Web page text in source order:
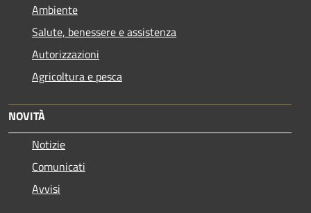
Ambiente
Salute, benessere e assistenza
Autorizzazioni
Agricoltura e pesca
NOVITÀ
Notizie
Comunicati
Avvisi